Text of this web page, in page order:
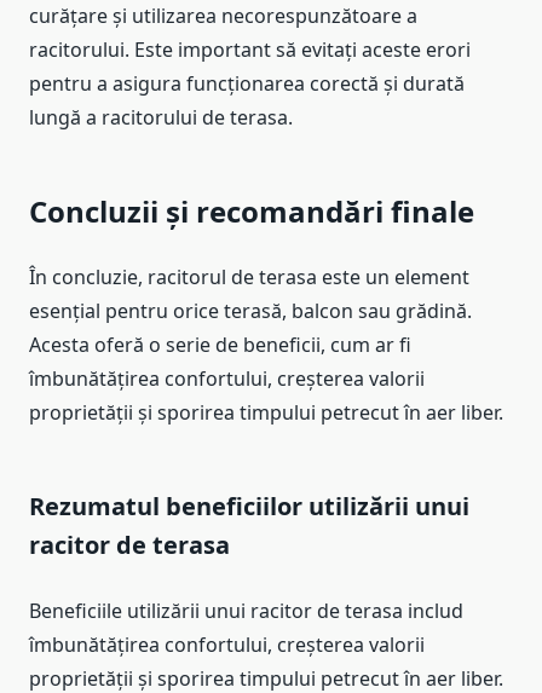
curățare și utilizarea necorespunzătoare a
racitorului. Este important să evitați aceste erori
pentru a asigura funcționarea corectă și durată
lungă a racitorului de terasa.
Concluzii și recomandări finale
În concluzie, racitorul de terasa este un element
esențial pentru orice terasă, balcon sau grădină.
Acesta oferă o serie de beneficii, cum ar fi
îmbunătățirea confortului, creșterea valorii
proprietății și sporirea timpului petrecut în aer liber.
Rezumatul beneficiilor utilizării unui
racitor de terasa
Beneficiile utilizării unui racitor de terasa includ
îmbunătățirea confortului, creșterea valorii
proprietății și sporirea timpului petrecut în aer liber.